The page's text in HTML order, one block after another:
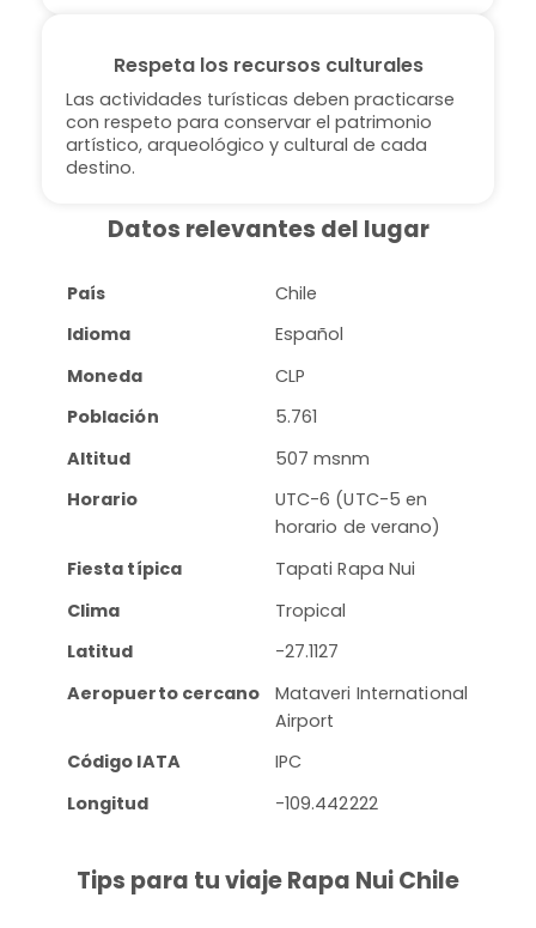
Respeta los recursos culturales
Las actividades turísticas deben practicarse
con respeto para conservar el patrimonio
artístico, arqueológico y cultural de cada
destino.
Datos relevantes del lugar
País
Chile
Idioma
Español
Moneda
CLP
Población
5.761
Altitud
507 msnm
Horario
UTC-6 (UTC-5 en
horario de verano)
Fiesta típica
Tapati Rapa Nui
Clima
Tropical
Latitud
-27.1127
Aeropuerto cercano
Mataveri International
Airport
Código IATA
IPC
Longitud
-109.442222
Tips para tu viaje Rapa Nui Chile